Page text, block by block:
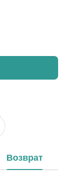
Возврат